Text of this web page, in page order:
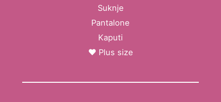
Suknje
Pantalone
Kaputi
Plus size